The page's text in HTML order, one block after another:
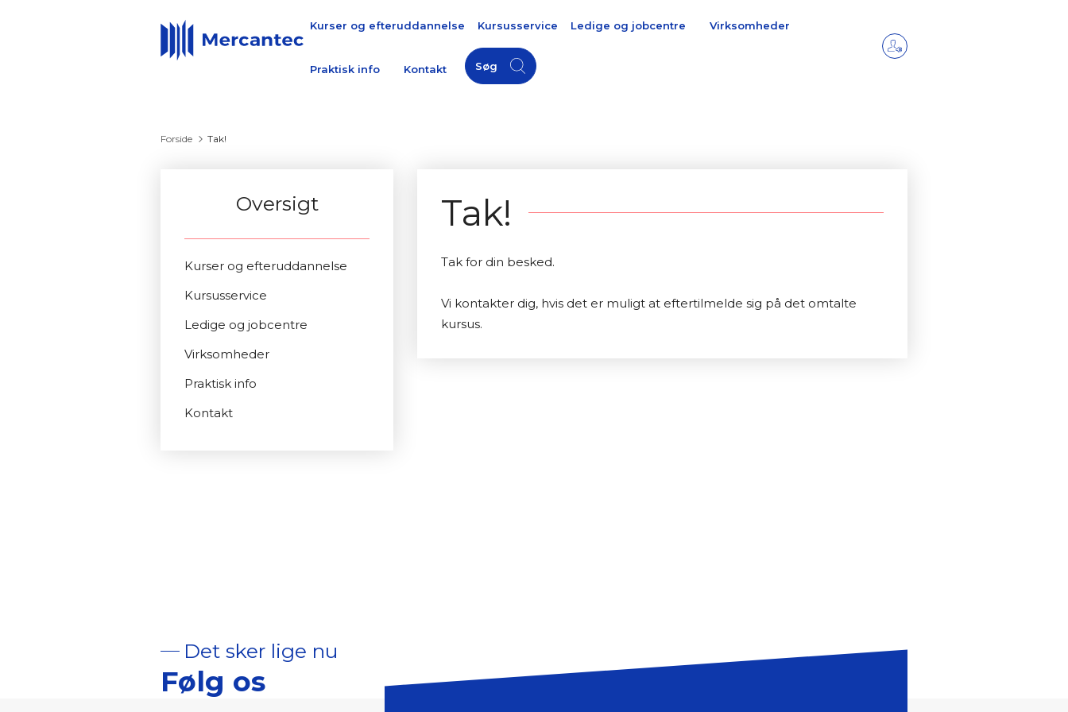
Kurser og efteruddannelse Kursusservice Ledige og jobcentre Virksomheder
Praktisk info Kontakt Søg
Forside Tak!
Oversigt
Kurser og efteruddannelse
Kursusservice
Ledige og jobcentre
Virksomheder
Praktisk info
Kontakt
Tak!
Tak for din besked.
Vi kontakter dig, hvis det er muligt at eftertilmelde sig på det omtalte
kursus.
Det sker lige nu
Følg os